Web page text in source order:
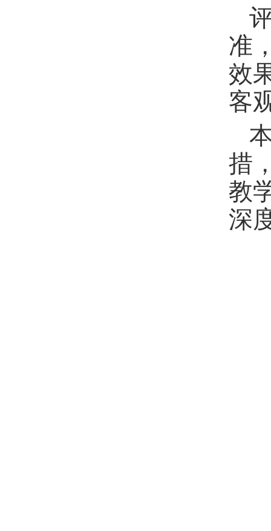
准
效
客
措
教
深